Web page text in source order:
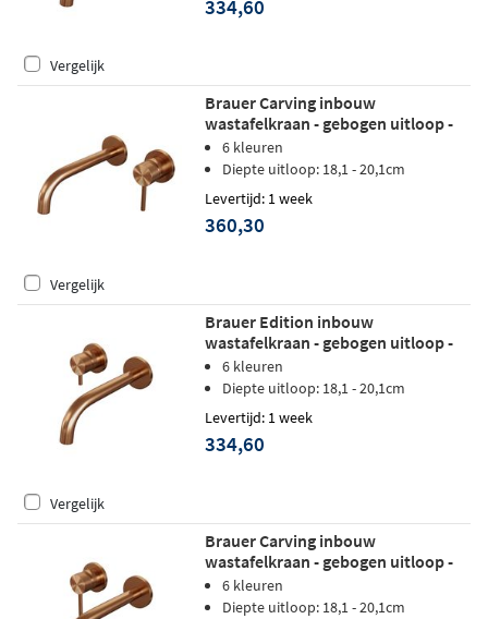
334,60
Vergelijk
Brauer Carving inbouw
wastafelkraan - gebogen uitloop -
rozetten - hendel 1 rechts -
geborsteld koper PVD
6 kleuren
Diepte uitloop: 18,1 - 20,1cm
Levertijd: 1 week
360,30
Vergelijk
Brauer Edition inbouw
wastafelkraan - gebogen uitloop -
rozetten - hendel 5 links - geborsteld
koper PVD
6 kleuren
Diepte uitloop: 18,1 - 20,1cm
Levertijd: 1 week
334,60
Vergelijk
Brauer Carving inbouw
wastafelkraan - gebogen uitloop -
rozetten - hendel 1 links - geborsteld
koper PVD
6 kleuren
Diepte uitloop: 18,1 - 20,1cm